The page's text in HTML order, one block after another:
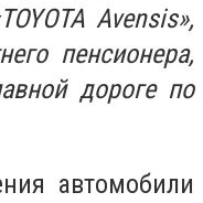
Avensis»,
пенсионера,
дороге по
автомобили